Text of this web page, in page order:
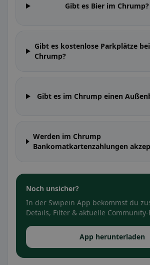
Gibt es Bier im Chrump?
Gibt es kostenlose Parkplätze bei
Chrump?
Gibt es im Chrump einen
Werden im Chrump
Bankomatkartenzahlungen
Noch unsicher?
In der Swipein App bekommst du
Details, Filter & aktuelle Community-
App herunterladen